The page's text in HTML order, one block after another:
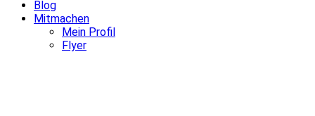
Blog
Mitmachen
Mein Profil
Flyer